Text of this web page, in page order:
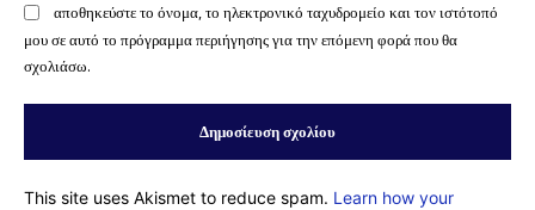
αποθηκεύστε το όνομα, το ηλεκτρονικό ταχυδρομείο και τον ιστότοπό
μου σε αυτό το πρόγραμμα περιήγησης για την επόμενη φορά που θα
σχολιάσω.
This site uses Akismet to reduce spam. Learn how your